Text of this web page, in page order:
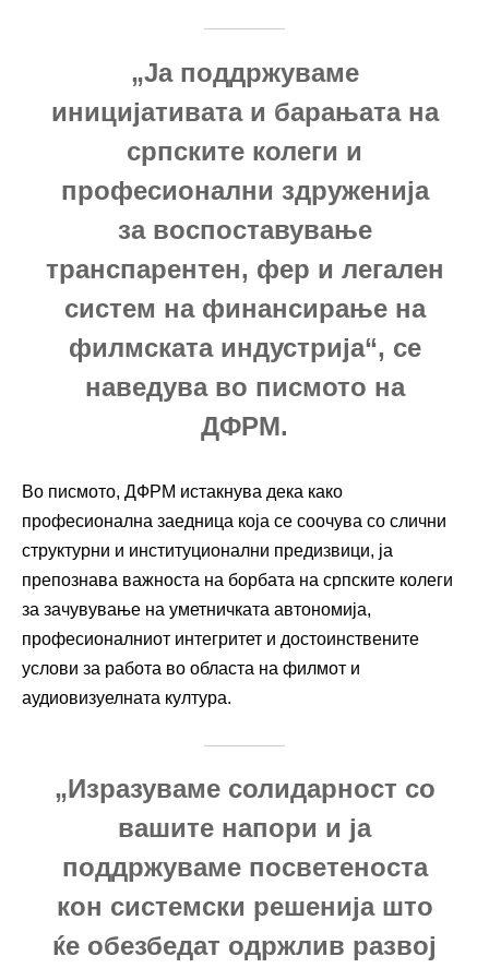
„Ја поддржуваме
иницијативата и барањата на
српските колеги и
професионални здруженија
за воспоставување
транспарентен, фер и легален
систем на финансирање на
филмската индустрија“, се
наведува во писмото на
ДФРМ.
Во писмото, ДФРМ истакнува дека како
професионална заедница која се соочува со слични
структурни и институционални предизвици, ја
препознава важноста на борбата на српските колеги
за зачувување на уметничката автономија,
професионалниот интегритет и достоинствените
услови за работа во областа на филмот и
аудиовизуелната култура.
„Изразуваме солидарност со
вашите напори и ја
поддржуваме посветеноста
кон системски решенија што
ќе обезбедат одржлив развој